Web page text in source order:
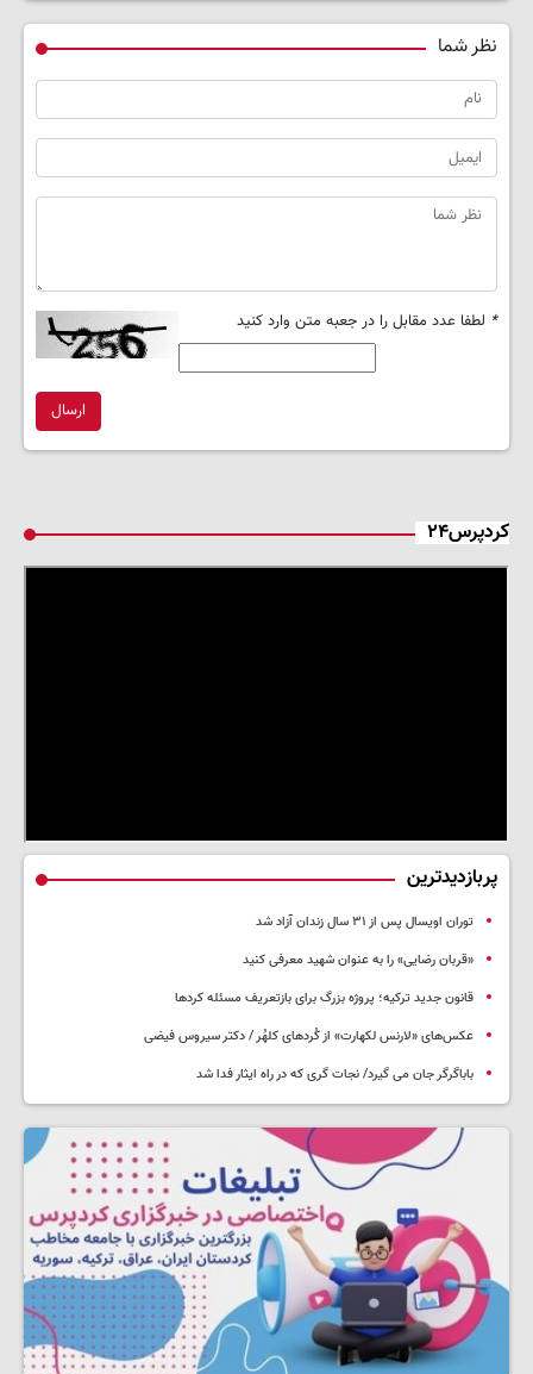
نظر شما
* لطفا عدد مقابل را در جعبه متن وارد کنید
ارسال
کردپرس۲۴
پربازدیدترین
توران اویسال پس از ۳۱ سال زندان آزاد شد
«قربان رضایی» را به عنوان شهید معرفی کنید
قانون جدید ترکیه؛ پروژه بزرگ‌ برای بازتعریف مسئله کردها
عکس‌های «لارنس لکهارت» از کُردهای کلهُر / دکتر سیروس فیضی
باباگرگر جان می گیرد/ نجات گری که در راه ایثار فدا شد